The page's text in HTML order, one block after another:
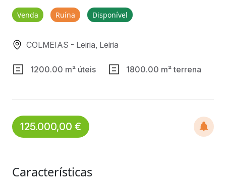
Venda Ruína Disponível
COLMEIAS - Leiria, Leiria
1200.00 m² úteis 1800.00 m² terrena
125.000,00 €
Características